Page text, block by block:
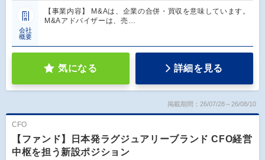
会社
概要
【事業内容】 M&Aは、企業の合併・買収を意味しています。
M&Aアドバイザーは、売…
気になる 詳細を見る
掲載期間：26/07/28～26/08/10
CFO
【ファンド】日本発ラグジュアリーブランド CFO経営
中枢を担う新設ポジション